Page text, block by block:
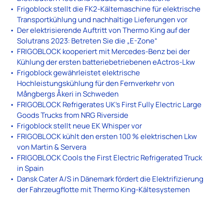
Frigoblock stellt die FK2-Kältemaschine für elektrische
Transportkühlung und nachhaltige Lieferungen vor
Der elektrisierende Auftritt von Thermo King auf der
Solutrans 2023: Betreten Sie die „E-Zone“
FRIGOBLOCK kooperiert mit Mercedes-Benz bei der
Kühlung der ersten batteriebetriebenen eActros-Lkw
Frigoblock gewährleistet elektrische
Hochleistungskühlung für den Fernverkehr von
Mångbergs Åkeri in Schweden
FRIGOBLOCK Refrigerates UK’s First Fully Electric Large
Goods Trucks from NRG Riverside
Frigoblock stellt neue EK Whisper vor
FRIGOBLOCK kühlt den ersten 100 % elektrischen Lkw
von Martin & Servera
FRIGOBLOCK Cools the First Electric Refrigerated Truck
in Spain
Dansk Cater A/S in Dänemark fördert die Elektrifizierung
der Fahrzeugflotte mit Thermo King-Kältesystemen